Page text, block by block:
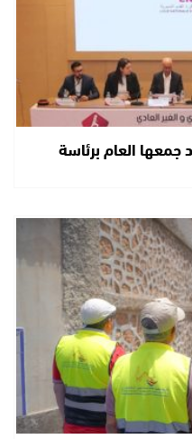
العام برئاسة